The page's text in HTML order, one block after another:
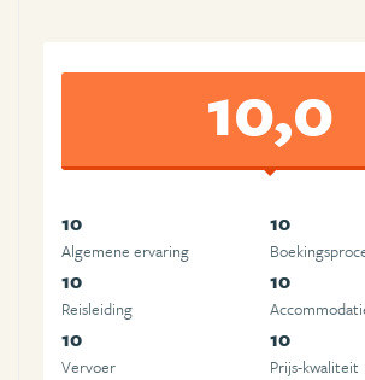
10,0
10
Algemene ervaring
10
10
Reisleiding
10
10
Vervoer
10
Prijs-kwaliteit